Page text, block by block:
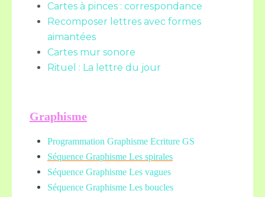
Cartes à pinces : correspondance
Recomposer lettres avec formes
aimantées
Cartes mur sonore
Rituel : La lettre du jour
Graphisme
Programmation Graphisme Ecriture GS
Séquence Graphisme Les spirales
Séquence Graphisme Les vagues
Séquence Graphisme Les boucles